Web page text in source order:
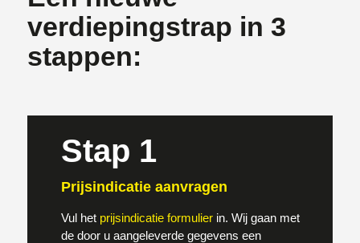
verdiepingstrap in 3
stappen:
Stap 1
Prijsindicatie aanvragen
Vul het prijsindicatie formulierin. Wij gaan met
de door u aangeleverde gegevens een